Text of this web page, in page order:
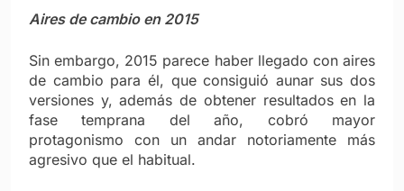
Aires de cambio en 2015
Sin embargo, 2015 parece haber llegado con aires
de cambio para él, que consiguió aunar sus dos
versiones y, además de obtener resultados en la
fase temprana del año, cobró mayor
protagonismo con un andar notoriamente más
agresivo que el habitual.